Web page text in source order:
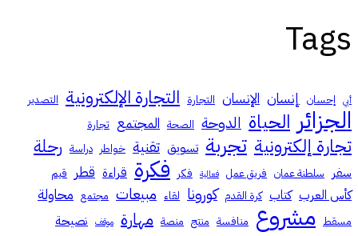
Tags
أبي إحسان إنسان الإنسان التجارة التجارة الإلكترونية التصدير
الجزائر الحياة الدوحة الصحة المجتمع تجارة
تجارة إلكترونية تجربة تسويق تقنية خواطر دراسة رحلة
سفر سلطنة عمان فريق عمل فعالية فكر فكرة قراءة قطر قيم
كأس العرب كتاب كرة القدم كورونا لقاء مبيعات مجتمع محاولة
مسقط مشروع منافسة منتج منصة مهارة موقف نصيحة